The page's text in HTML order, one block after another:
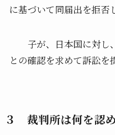
に基づいて同届出を拒否
子が、日本国に対し
との確認を求めて訴訟を
３ 裁判所は何を認